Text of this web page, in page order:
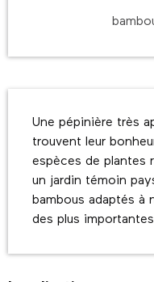
Une pépinière très
trouvent leur
espèces de plantes
un jardin témoin
bambous adaptés à
des plus